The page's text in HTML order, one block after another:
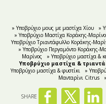
» Υποβρύχιο μους με μαστίχα Χίου
»
» Υποβρύχιο Μαστίχα Κοράκης-
Υποβρύχιο Τριαντάφυλλο Κοράκης-
» Υποβρύχιο Περγαμόντο Κοράκης-
Μαρίνος
» Υποβρύχιο μαστίχα &
Yποβρύχιο μαστίχα &
Yποβρύχιο μαστίχα & φυστίκι
»
Μανταρίνι Citrus
SHARE